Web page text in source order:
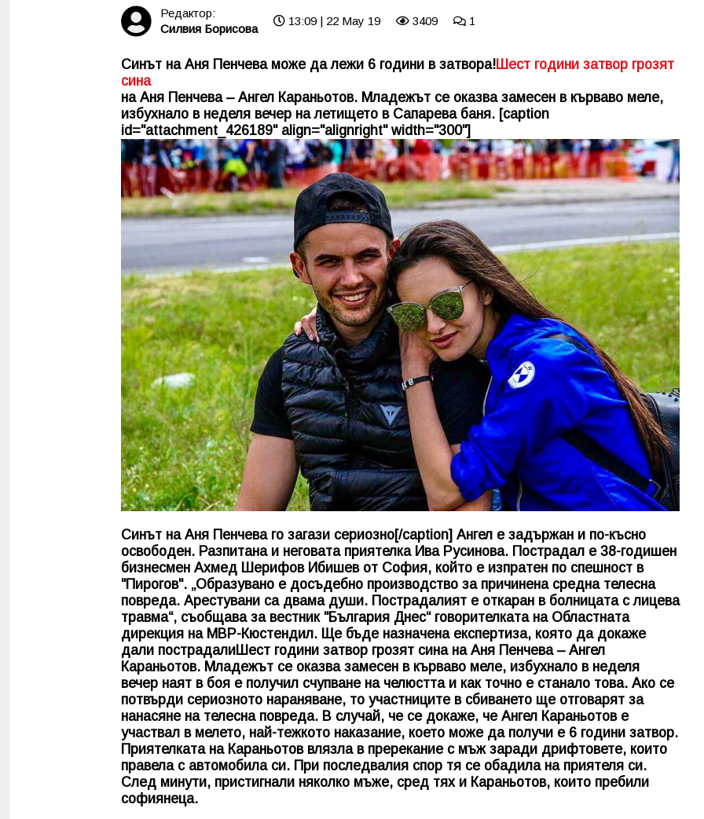
Редактор:
Силвия Борисова
13:09 | 22 May 19 3409 1
Синът на Аня Пенчева може да лежи 6 години в затвора!Шест години затвор грозят
сина
на Аня Пенчева – Ангел Караньотов. Младежът се оказва замесен в кърваво меле,
избухнало в неделя вечер на летището в Сапарева баня. [caption
id="attachment_426189" align="alignright" width="300"]
Синът на Аня Пенчева го загази сериозно[/caption] Ангел е задържан и по-късно
освободен. Разпитана и неговата приятелка Ива Русинова. Пострадал е 38-годишен
бизнесмен Ахмед Шерифов Ибишев от София, който е изпратен по спешност в
"Пирогов". „Образувано е досъдебно производство за причинена средна телесна
повреда. Арестувани са двама души. Пострадалият е откаран в болницата с лицева
травма“, съобщава за вестник "България Днес“ говорителката на Областната
дирекция на МВР-Кюстендил. Ще бъде назначена експертиза, която да докаже
дали пострадалиШест години затвор грозят сина на Аня Пенчева – Ангел
Караньотов. Младежът се оказва замесен в кърваво меле, избухнало в неделя
вечер наят в боя е получил счупване на челюстта и как точно е станало това. Ако се
потвърди сериозното нараняване, то участниците в сбиването ще отговарят за
нанасяне на телесна повреда. В случай, че се докаже, че Ангел Караньотов е
участвал в мелето, най-тежкото наказание, което може да получи е 6 години затвор.
Приятелката на Караньотов влязла в пререкание с мъж заради дрифтовете, които
правела с автомобила си. При последвалия спор тя се обадила на приятеля си.
След минути, пристигнали няколко мъже, сред тях и Караньотов, които пребили
софиянеца.